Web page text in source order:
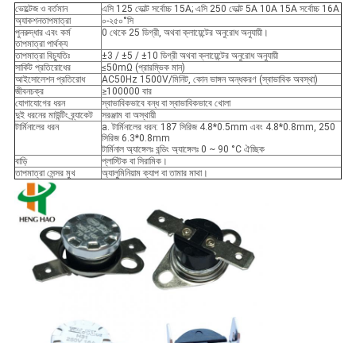
ভোল্টেজ ও বর্তমান
এসি 125 ভোল্ট সর্বোচ্চ 15A; এসি 250 ভোল্ট 5A 10A 15A সর্বোচ্চ 16A
অ্যাকশনতাপমাত্রা
০-২৫০°সি
পুনরুদ্ধার এবং কর্ম
তাপমাত্রা পার্থক্য
0 থেকে 25 ডিগ্রী, অথবা ক্লায়েন্টের অনুরোধ অনুযায়ী।
তাপমাত্রা বিচ্যুতিঃ
±3 / ±5 / ±10 ডিগ্রী অথবা ক্লায়েন্টের অনুরোধ অনুযায়ী
সার্কিট প্রতিরোধের
≤50mΩ (প্রারম্ভিক মান)
আইসোলেশন প্রতিরোধ
AC50Hz 1500V/মিনিট, কোন ভাঙ্গন অন্ধকরণ (স্বাভাবিক অবস্থা)
জীবনচক্র
≥100000 বার
যোগাযোগের ধরন
স্বাভাবিকভাবে বন্ধ বা স্বাভাবিকভাবে খোলা
দুই ধরনের মাউন্টিং ব্র্যাকেট
সরঞ্জাম বা অস্থায়ী
টার্মিনালের ধরন
a. টার্মিনালের ধরন: 187 সিরিজ 4.8*0.5mm এবং 4.8*0.8mm, 250
সিরিজ 6.3*0.8mm
টার্মিনাল অ্যাঙ্গেলঃ বন্ডিং অ্যাঙ্গেলঃ 0 ~ 90 °C ঐচ্ছিক
বাড়ি
প্লাস্টিক বা সিরামিক।
তাপমাত্রা সেন্সর মুখ
অ্যালুমিনিয়াম ক্যাপ বা তামার মাথা।